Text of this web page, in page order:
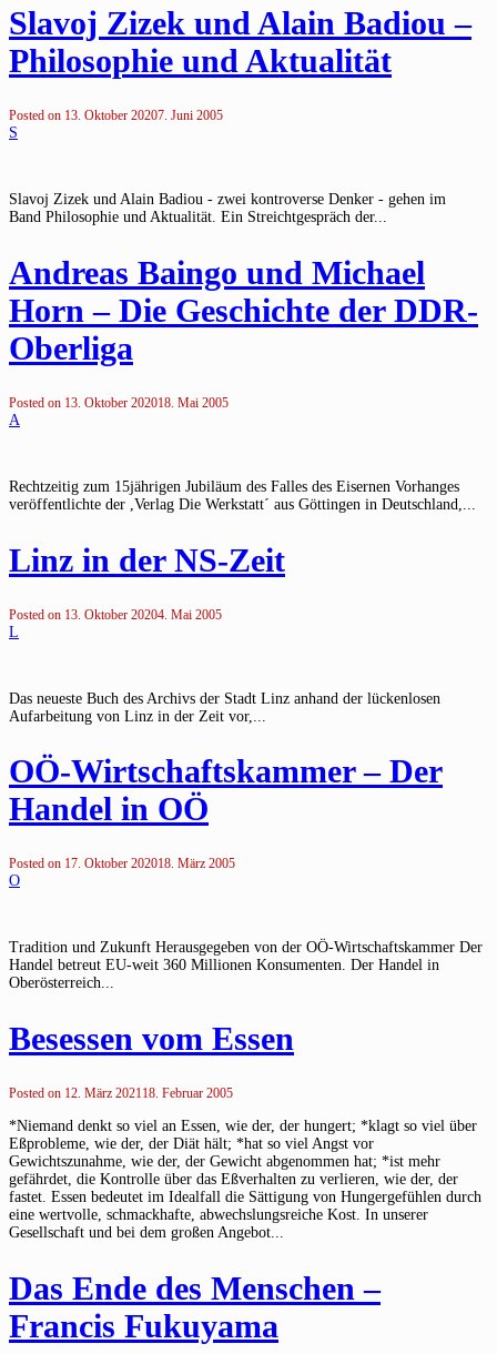
Slavoj Zizek und Alain Badiou –
Philosophie und Aktualität
Posted on 13. Oktober 20207. Juni 2005
S
Slavoj Zizek und Alain Badiou - zwei kontroverse Denker - gehen im
Band Philosophie und Aktualität. Ein Streichtgespräch der...
Andreas Baingo und Michael
Horn – Die Geschichte der DDR-
Oberliga
Posted on 13. Oktober 202018. Mai 2005
A
Rechtzeitig zum 15jährigen Jubiläum des Falles des Eisernen Vorhanges
veröffentlichte der ,Verlag Die Werkstatt´ aus Göttingen in Deutschland,...
Linz in der NS-Zeit
Posted on 13. Oktober 20204. Mai 2005
L
Das neueste Buch des Archivs der Stadt Linz anhand der lückenlosen
Aufarbeitung von Linz in der Zeit vor,...
OÖ-Wirtschaftskammer – Der
Handel in OÖ
Posted on 17. Oktober 202018. März 2005
O
Tradition und Zukunft Herausgegeben von der OÖ-Wirtschaftskammer Der
Handel betreut EU-weit 360 Millionen Konsumenten. Der Handel in
Oberösterreich...
Besessen vom Essen
Posted on 12. März 202118. Februar 2005
*Niemand denkt so viel an Essen, wie der, der hungert; *klagt so viel über
Eßprobleme, wie der, der Diät hält; *hat so viel Angst vor
Gewichtszunahme, wie der, der Gewicht abgenommen hat; *ist mehr
gefährdet, die Kontrolle über das Eßverhalten zu verlieren, wie der, der
fastet. Essen bedeutet im Idealfall die Sättigung von Hungergefühlen durch
eine wertvolle, schmackhafte, abwechslungsreiche Kost. In unserer
Gesellschaft und bei dem großen Angebot...
Das Ende des Menschen –
Francis Fukuyama